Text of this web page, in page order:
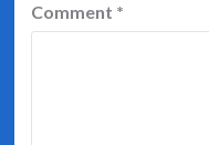
Comment *